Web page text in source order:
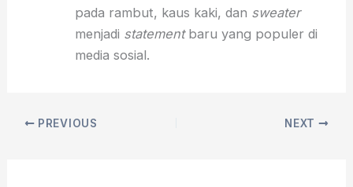
pada rambut, kaus kaki, dan sweater
menjadi statementbaru yang populer di
media sosial.
PREVIOUS NEXT